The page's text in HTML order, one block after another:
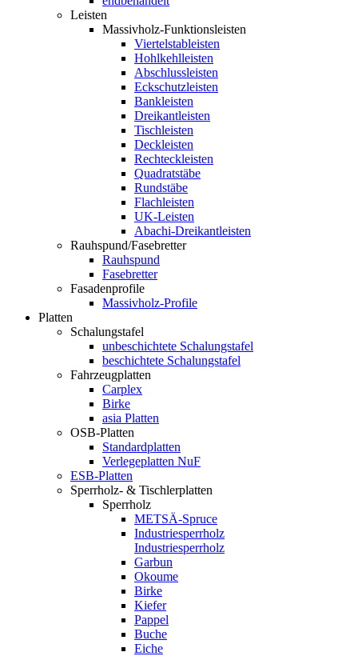
Leisten
Massivholz-Funktionsleisten
Viertelstableisten
Hohlkehlleisten
Abschlussleisten
Eckschutzleisten
Bankleisten
Dreikantleisten
Tischleisten
Deckleisten
Rechteckleisten
Quadratstäbe
Rundstäbe
Flachleisten
UK-Leisten
Abachi-Dreikantleisten
Rauhspund/Fasebretter
Rauhspund
Fasebretter
Fasadenprofile
Massivholz-Profile
Platten
Schalungstafel
unbeschichtete Schalungstafel
beschichtete Schalungstafel
Fahrzeugplatten
Carplex
Birke
asia Platten
OSB-Platten
Standardplatten
Verlegeplatten NuF
ESB-Platten
Sperrholz- & Tischlerplatten
Sperrholz
METSÄ-Spruce
Industriesperrholz
Industriesperrholz
Garbun
Okoume
Birke
Kiefer
Pappel
Buche
Eiche